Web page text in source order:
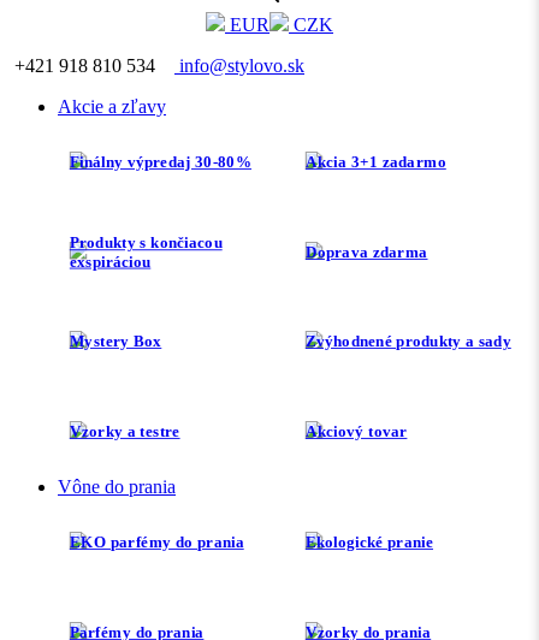
EUR
CZK
+421 918 810 534
info@stylovo.sk
Akcie a zľavy
Finálny výpredaj 30-80% Akcia 3+1 zadarmo
Produkty s končiacou
exspiráciou
Doprava zdarma
Mystery Box Zvýhodnené produkty a sady
Vzorky a testre Akciový tovar
Vône do prania
EKO parfémy do prania Ekologické pranie
Parfémy do prania Vzorky do prania